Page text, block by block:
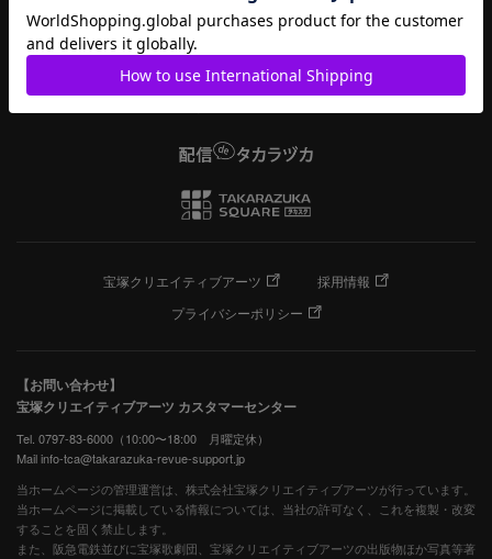
宝塚クリエイティブアーツ
採用情報
プライバシーポリシー
【お問い合わせ】
宝塚クリエイティブアーツ カスタマーセンター
Tel. 0797-83-6000（10:00〜18:00 月曜定休）
Mail info-tca@takarazuka-revue-support.jp
当ホームページの管理運営は、株式会社宝塚クリエイティブアーツが行っています。
当ホームページに掲載している情報については、当社の許可なく、これを複製・改変
することを固く禁止します。
また、阪急電鉄並びに宝塚歌劇団、宝塚クリエイティブアーツの出版物ほか写真等著